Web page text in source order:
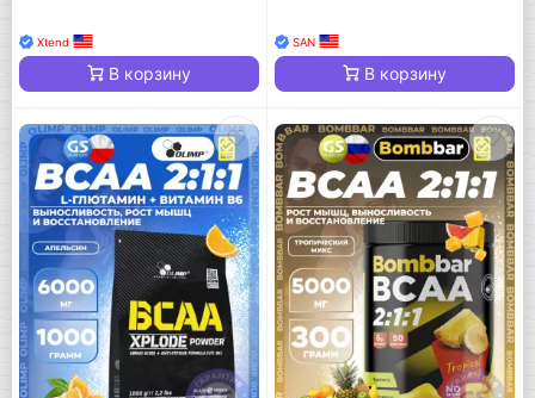
Xtend
В корзину
SAN
В корзину